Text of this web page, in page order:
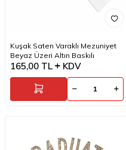
Kuşak Saten Varaklı Mezuniyet
Beyaz Üzeri Altın Baskılı
165,00 TL KDV